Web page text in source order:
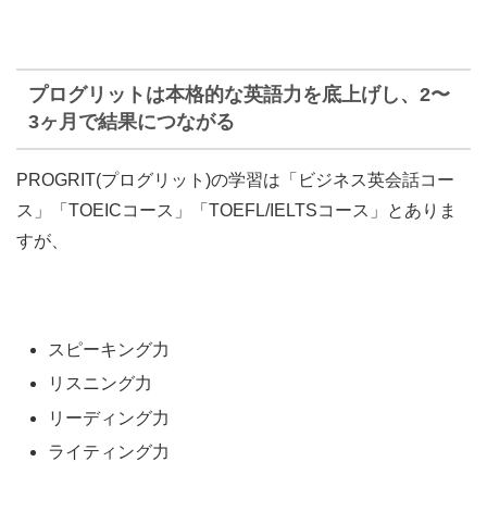
プログリットは本格的な英語力を底上げし、2〜
3ヶ月で結果につながる
PROGRIT(プログリット)の学習は「ビジネス英会話コー
ス」「TOEICコース」「TOEFL/IELTSコース」とありま
すが、
スピーキング力
リスニング力
リーディング力
ライティング力